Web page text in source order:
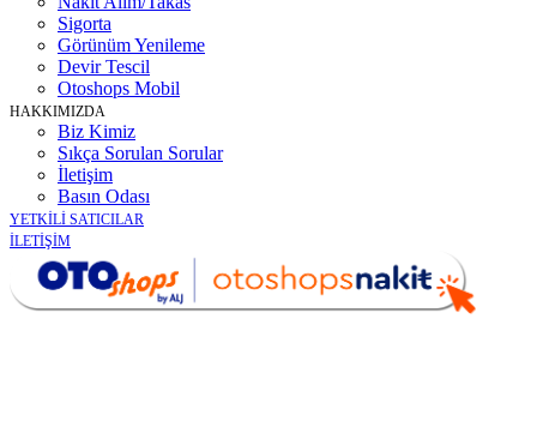
Sigorta
Görünüm Yenileme
Devir Tescil
Otoshops Mobil
HAKKIMIZDA
Biz Kimiz
Sıkça Sorulan Sorular
İletişim
Basın Odası
YETKİLİ SATICILAR
İLETİŞİM